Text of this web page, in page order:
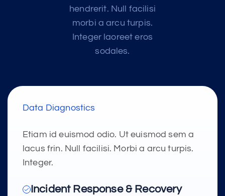
hendrerit. Null facilisi
morbi a arcu turpis.
Integer laoreet eros
sodales.
Data Diagnostics
Etiam id euismod odio. Ut euismod sem a
lacus frin. Null facilisi. Morbi a arcu turpis.
Integer.
Incident Response & Recovery